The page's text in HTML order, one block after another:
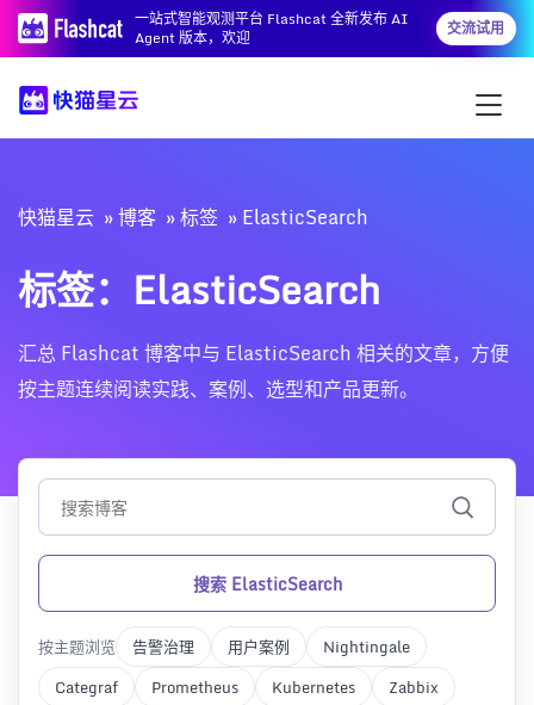
一站式智能观测平台 Flashcat 全新发布 AI
Agent 版本，欢迎
交流试用
快猫星云 博客 标签 ElasticSearch
标签：ElasticSearch
汇总 Flashcat 博客中与 ElasticSearch 相关的文章，方便
按主题连续阅读实践、案例、选型和产品更新。
搜索 ElasticSearch
按主题浏览 告警治理 用户案例
Nightingale
Categraf
Prometheus Kubernetes Zabbix